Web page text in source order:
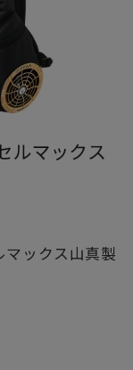
マックス山真製